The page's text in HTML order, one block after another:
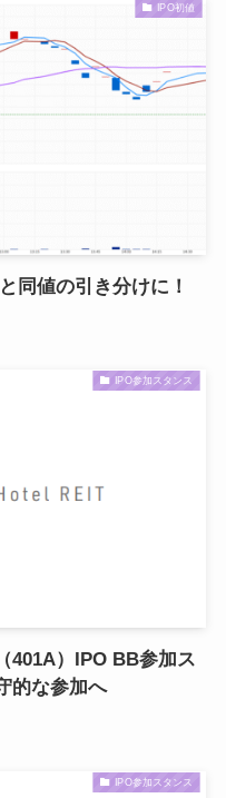
IPO初値
同値の引き分けに！
IPO参加スタンス
401A）IPO BB参加ス
的な参加へ
IPO参加スタンス